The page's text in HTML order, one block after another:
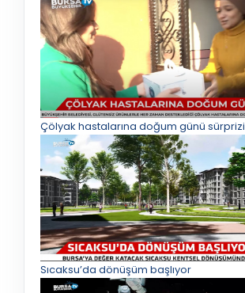
Çölyak hastalarına doğum günü sürprizi
Sıcaksu’da dönüşüm başlıyor